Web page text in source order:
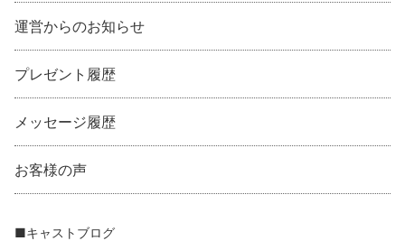
運営からのお知らせ
プレゼント履歴
メッセージ履歴
お客様の声
■キャストブログ